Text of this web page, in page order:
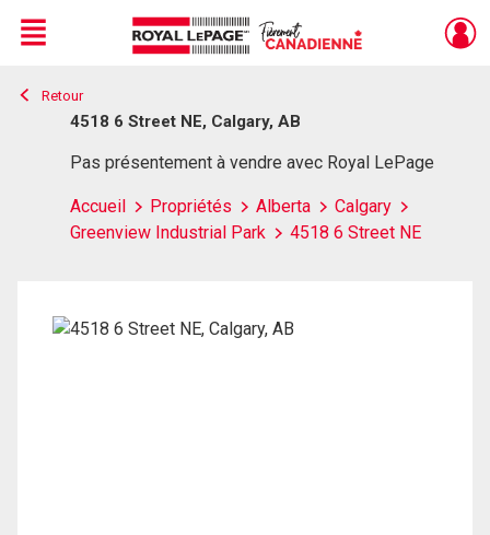
Live
En Direct
Menu
Retour
4518 6 Street NE, Calgary, AB
Pas présentement à vendre avec Royal LePage
Accueil Propriétés Alberta
Calgary
Greenview Industrial Park
4518 6 Street NE